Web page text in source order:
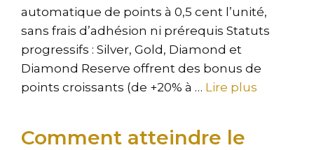
automatique de points à 0,5 cent l’unité,
sans frais d’adhésion ni prérequis Statuts
progressifs : Silver, Gold, Diamond et
Diamond Reserve offrent des bonus de
points croissants (de +20% à … Lire plus
Comment atteindre le